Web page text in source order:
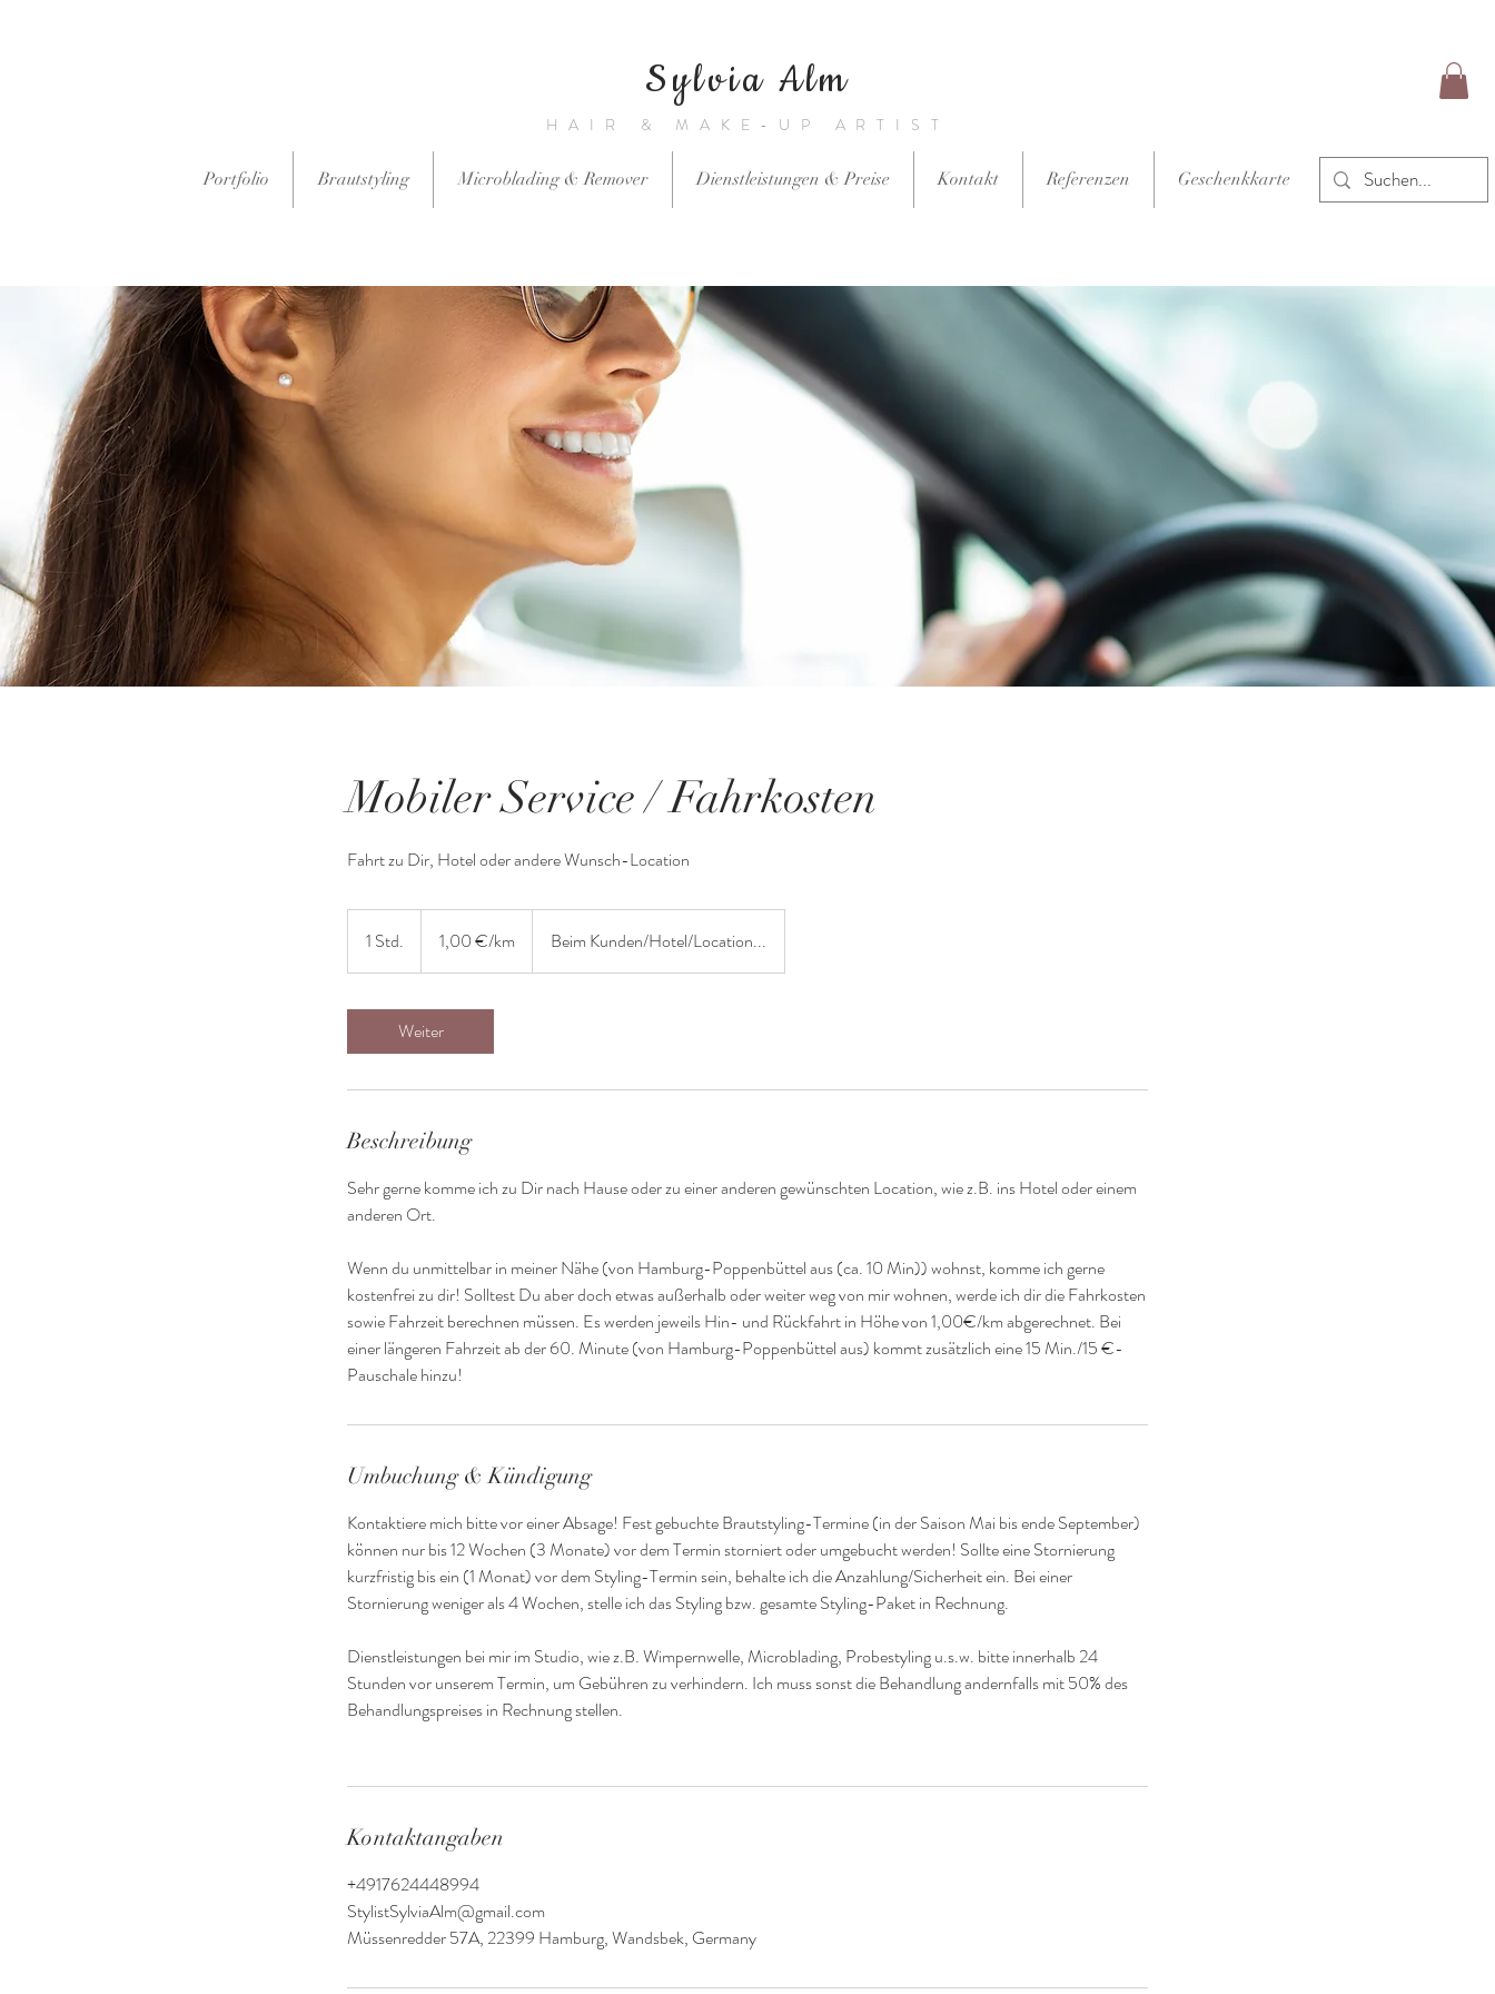
Sylvia Alm
HAIR & MAKE-UP ARTIST
Portfolio Brautstyling Microblading & Remover Dienstleistungen & Preise Kontakt Referenzen Geschenkkarte
Mobiler Service / Fahrkosten
Fahrt zu Dir, Hotel oder andere Wunsch-Location
1 Std.
S
d
1,00 €/km Beim Kunden/Hotel/Location...
Weiter
Beschreibung
Sehr gerne komme ich zu Dir nach Hause oder zu einer anderen gewünschten Location, wie z.B. ins Hotel oder einem
anderen Ort.
Wenn du unmittelbar in meiner Nähe (von Hamburg-Poppenbüttel aus (ca. 10 Min)) wohnst, komme ich gerne
kostenfrei zu dir! Solltest Du aber doch etwas außerhalb oder weiter weg von mir wohnen, werde ich dir die Fahrkosten
sowie Fahrzeit berechnen müssen. Es werden jeweils Hin- und Rückfahrt in Höhe von 1,00€/km abgerechnet. Bei
einer längeren Fahrzeit ab der 60. Minute (von Hamburg-Poppenbüttel aus) kommt zusätzlich eine 15 Min./15 €-
Pauschale hinzu!
Umbuchung & Kündigung
Kontaktiere mich bitte vor einer Absage! Fest gebuchte Brautstyling-Termine (in der Saison Mai bis ende September)
können nur bis 12 Wochen (3 Monate) vor dem Termin storniert oder umgebucht werden! Sollte eine Stornierung
kurzfristig bis ein (1 Monat) vor dem Styling-Termin sein, behalte ich die Anzahlung/Sicherheit ein. Bei einer
Stornierung weniger als 4 Wochen, stelle ich das Styling bzw. gesamte Styling-Paket in Rechnung.
Dienstleistungen bei mir im Studio, wie z.B. Wimpernwelle, Microblading, Probestyling u.s.w. bitte innerhalb 24
Stunden vor unserem Termin, um Gebühren zu verhindern. Ich muss sonst die Behandlung andernfalls mit 50% des
Behandlungspreises in Rechnung stellen.
Kontaktangaben
+4917624448994
StylistSylviaAlm@gmail.com
Müssenredder 57A, 22399 Hamburg, Wandsbek, Germany